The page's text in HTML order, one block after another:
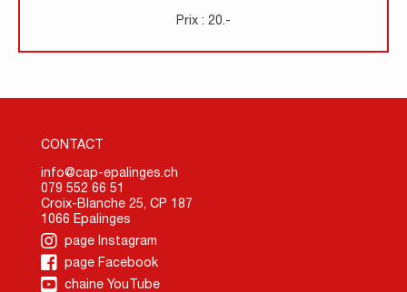
Prix : 20.-
CONTACT
info@cap-epalinges.ch
079 552 66 51
Croix-Blanche 25, CP 187
1066 Epalinges
page Instagram
page Facebook
chaine YouTube